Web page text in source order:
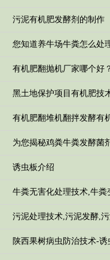
污泥有机肥发酵剂的制作
您知道养牛场牛粪怎么处
有机肥翻抛机厂家哪个好
黑土地保护项目有机肥技
有机肥翻堆机翻拌发酵有
为您揭秘鸡粪牛粪发酵菌
诱虫板介绍
牛粪无害化处理技术,牛
污泥处理技术,污泥发酵,
陕西果树病虫防治技术-诱